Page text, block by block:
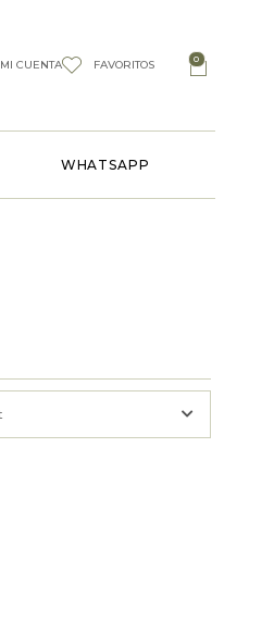
MI CUENTA FAVORITOS 0
WHATSAPP